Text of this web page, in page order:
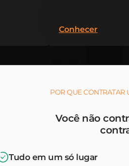
Conhecer
POR QUE CONTRATAR
Você não
Tudo em um só lugar